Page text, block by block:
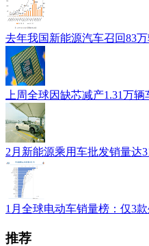
去年我国新能源汽车召回83
上周全球因缺芯减产1.31万
2月新能源乘用车批发销量达
1月全球电动车销量榜：仅3
推荐